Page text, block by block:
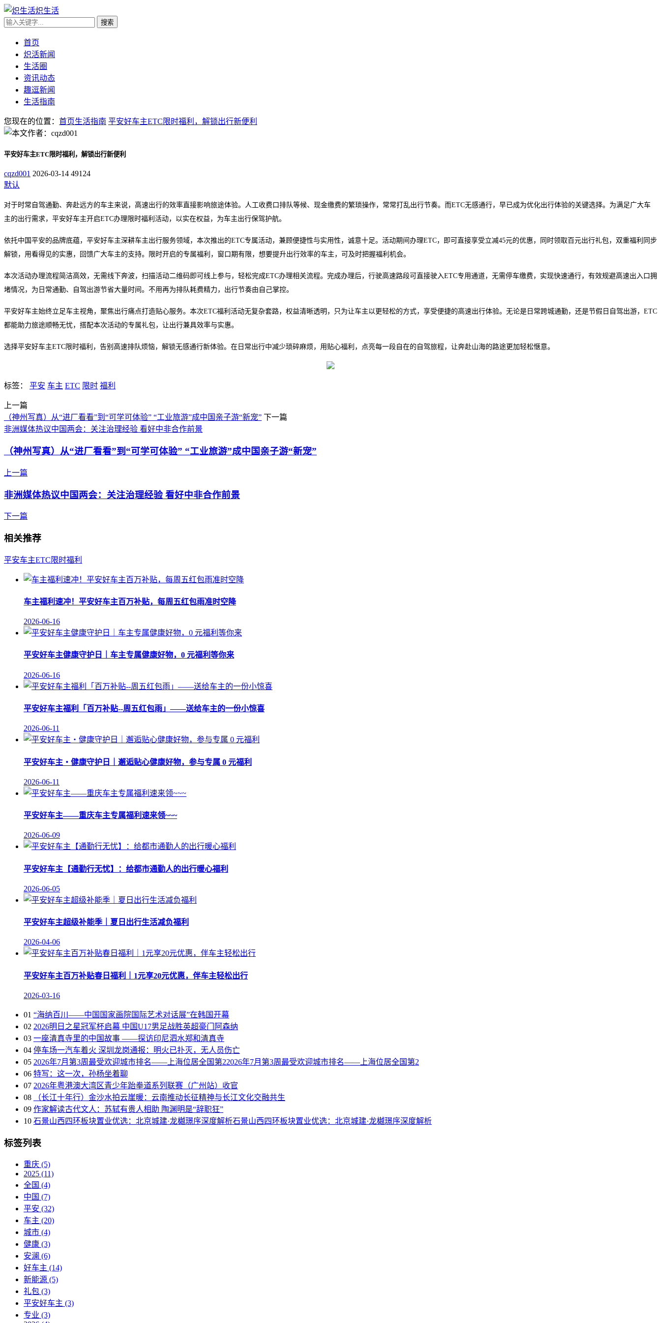
炽生活
首页
炽活新闻
生活圈
资讯动态
趣逗新闻
生活指南
您现在的位置： 首页生活指南 平安好车主ETC限时福利，解锁出行新便利
平安好车主ETC限时福利，解锁出行新便利
cqzd001 2026-03-14 49124
默认
对于时常自驾通勤、奔赴远方的车主来说，高速出行的效率直接影响旅途体验。人工收费口排队等候、现金缴费的繁琐操作，常常打乱出行节奏。而ETC无感通行，早已成为优化出行体验的关键选择。为满足广大车
主的出行需求，平安好车主开启ETC办理限时福利活动，以实在权益，为车主出行保驾护航。
依托中国平安的品牌底蕴，平安好车主深耕车主出行服务领域，本次推出的ETC专属活动，兼顾便捷性与实用性，诚意十足。活动期间办理ETC，即可直接享受立减45元的优惠，同时领取百元出行礼包，双重福利同步
解锁，用看得见的实惠，回馈广大车主的支持。限时开启的专属福利，窗口期有限，想要提升出行效率的车主，可及时把握福利机会。
本次活动办理流程简洁高效，无需线下奔波，扫描活动二维码即可线上参与，轻松完成ETC办理相关流程。完成办理后，行驶高速路段可直接驶入ETC专用通道，无需停车缴费，实现快速通行，有效规避高速出入口拥
堵情况，为日常通勤、自驾出游节省大量时间。不用再为排队耗费精力，出行节奏由自己掌控。
平安好车主始终立足车主视角，聚焦出行痛点打造贴心服务。本次ETC福利活动无复杂套路，权益清晰透明，只为让车主以更轻松的方式，享受便捷的高速出行体验。无论是日常跨城通勤，还是节假日自驾出游，ETC
都能助力旅途顺畅无忧，搭配本次活动的专属礼包，让出行兼具效率与实惠。
选择平安好车主ETC限时福利，告别高速排队烦恼，解锁无感通行新体验。在日常出行中减少琐碎麻烦，用贴心福利，点亮每一段自在的自驾旅程，让奔赴山海的路途更加轻松惬意。
标签： 平安 车主 ETC 限时 福利
上一篇
（神州写真）从“进厂看看”到“可学可体验” “工业旅游”成中国亲子游“新宠” 下一篇
非洲媒体热议中国两会：关注治理经验 看好中非合作前景
（神州写真）从“进厂看看”到“可学可体验” “工业旅游”成中国亲子游“新宠”
上一篇
非洲媒体热议中国两会：关注治理经验 看好中非合作前景
下一篇
相关推荐
平安车主ETC 限时福利
车主福利速冲！平安好车主百万补贴，每周五红包雨准时空降
2026-06-16
平安好车主健康守护日｜车主专属健康好物，0 元福利等你来
2026-06-16
平安好车主福利「百万补贴--周五红包雨」——送给车主的一份小惊喜
2026-06-11
平安好车主・健康守护日｜邂逅贴心健康好物，参与专属 0 元福利
2026-06-11
平安好车主——重庆车主专属福利速来领~~~
2026-06-09
平安好车主【通勤行无忧】：给都市通勤人的出行暖心福利
2026-06-05
平安好车主超级补能季｜夏日出行生活减负福利
2026-04-06
平安好车主百万补贴春日福利｜1元享20元优惠，伴车主轻松出行
2026-03-16
01 “海纳百川——中国国家画院国际艺术对话展”在韩国开幕
02 2026明日之星冠军杯启幕 中国U17男足战胜英超豪门阿森纳
03 一座清真寺里的中国故事 ——探访印尼泗水郑和清真寺
04 停车场一汽车着火 深圳龙岗通报：明火已扑灭，无人员伤亡
05 2026年7月第3周最受欢迎城市排名——上海位居全国第22026年7月第3周最受欢迎城市排名——上海位居全国第2
06 特写：这一次，孙杨坐着聊
07 2026年粤港澳大湾区青少年跆拳道系列联赛（广州站）收官
08
（长江十年行）金沙水拍云崖暖：云南推动长征精神与长江文化交融共生
09 作家解读古代文人：苏轼有贵人相助 陶渊明是“辞职狂”
10 石景山西四环板块置业优选：北京城建·龙樾璟序深度解析石景山西四环板块置业优选：北京城建·龙樾璟序深度解析
标签列表
重庆 (5)
2025 (11)
全国 (4)
中国 (7)
平安 (32)
车主 (20)
城市 (4)
健康 (3)
安澜 (6)
好车主 (14)
新能源 (5)
礼包 (3)
平安好车主 (3)
专业 (3)